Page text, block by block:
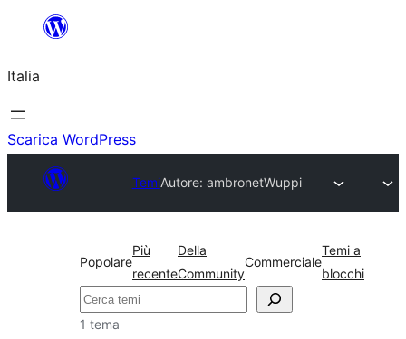
contenuto
Italia
Scarica WordPress
TemiAutore: ambronetWuppi
Popolare
Più
recente
Della
Community
Commerciale
Temi a
blocchi
Cerca
1 tema